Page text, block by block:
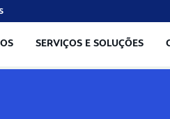
SERVIÇOS E SOLUÇÕES